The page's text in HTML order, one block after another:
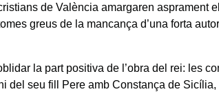
de València amargaren asprament
greus de la mancança d’una forta
la part positiva de l’obra del rei: les
del seu fill Pere amb Constança de Sicília,